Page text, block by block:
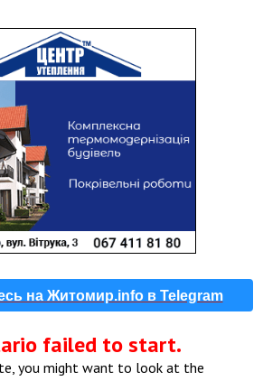
на Житомир.info в Telegram
failed to start.
you might want to look at the